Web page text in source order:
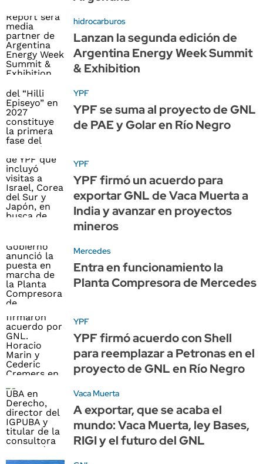
hidrocarburos
Lanzan la segunda edición de
Argentina Energy Week Summit
& Exhibition
YPF
YPF se suma al proyecto de GNL
de PAE y Golar en Río Negro
YPF
YPF firmó un acuerdo para
exportar GNL de Vaca Muerta a
India y avanzar en proyectos
mineros
Mercedes
Entra en funcionamiento la
Planta Compresora de Mercedes
YPF
YPF firmó acuerdo con Shell
para reemplazar a Petronas en el
proyecto de GNL en Río Negro
Vaca Muerta
A exportar, que se acaba el
mundo: Vaca Muerta, ley Bases,
RIGI y el futuro del GNL